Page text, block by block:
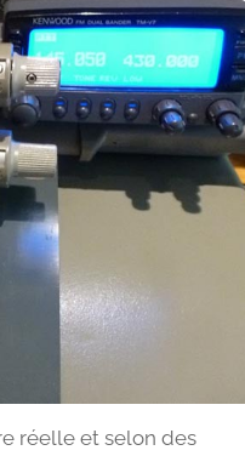
réelle et selon des